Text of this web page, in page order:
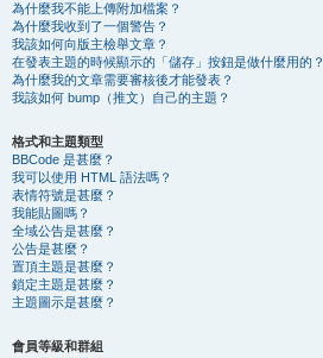
為什麼我不能上傳附加檔案？
為什麼我收到了一個警告？
我該如何向版主檢舉文章？
在發表主題的時候顯示的「儲存」按鈕是做什麼用的？
為什麼我的文章需要審核後才能發表？
我該如何 bump（推文）自己的主題？
格式和主題類型
BBCode 是甚麼？
我可以使用 HTML 語法嗎？
表情符號是甚麼？
我能貼圖嗎？
全域公告是甚麼？
公告是甚麼？
置頂主題是甚麼？
鎖定主題是甚麼？
主題圖示是甚麼？
會員等級和群組